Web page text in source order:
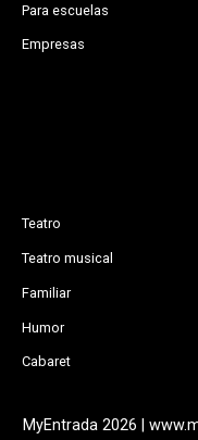
Para escuelas
Empresas
Teatro
Teatro musical
Familiar
Humor
Cabaret
MyEntrada 2026 |